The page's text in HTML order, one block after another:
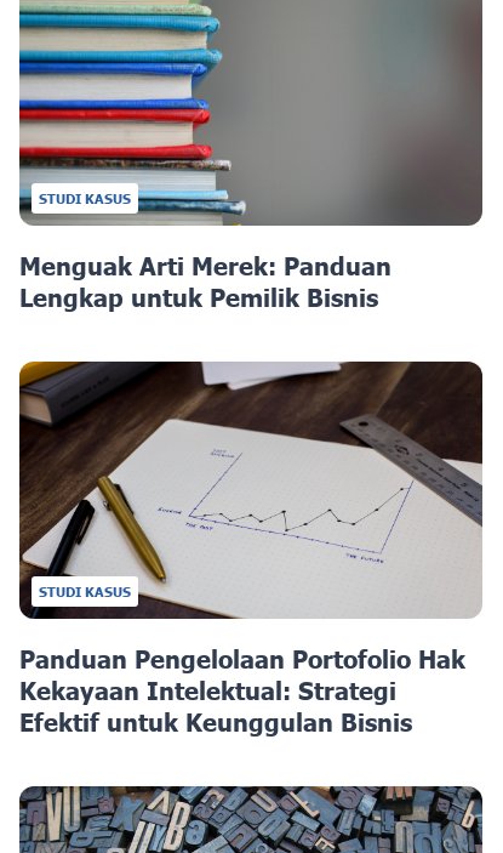
STUDI KASUS
Menguak Arti Merek: Panduan
Lengkap untuk Pemilik Bisnis
STUDI KASUS
Panduan Pengelolaan Portofolio Hak
Kekayaan Intelektual: Strategi
Efektif untuk Keunggulan Bisnis